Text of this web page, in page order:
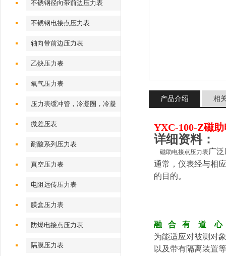
不锈钢径向带前边压力表
不锈钢电接点压力表
轴向带前边压力表
乙炔压力表
氧气压力表
压力表缓冲管，冷凝圈，冷凝
弯
微差压表
耐酸系列压力表
真空压力表
电阻远传压力表
膜盒压力表
防爆电接点压力表
隔膜压力表
产品介绍 相
YXC-100-Z磁
详细资料：
磁助电接点压力表广
通常，仪表经与相
的目的。
融 合 有 道
为能适应对被测对
以及带有隔离装置